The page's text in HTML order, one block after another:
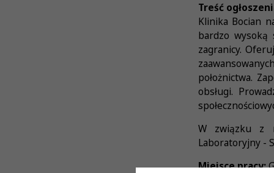
Treść
Klinika Bocian
bardzo wysoką
zagranicy.
położnictwa.
obsługi.
W związku z
Laboratoryjny -
Miejsce pracy: